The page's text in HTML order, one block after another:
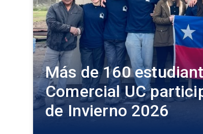
Más de 160
Comercial UC
de Invierno 2026